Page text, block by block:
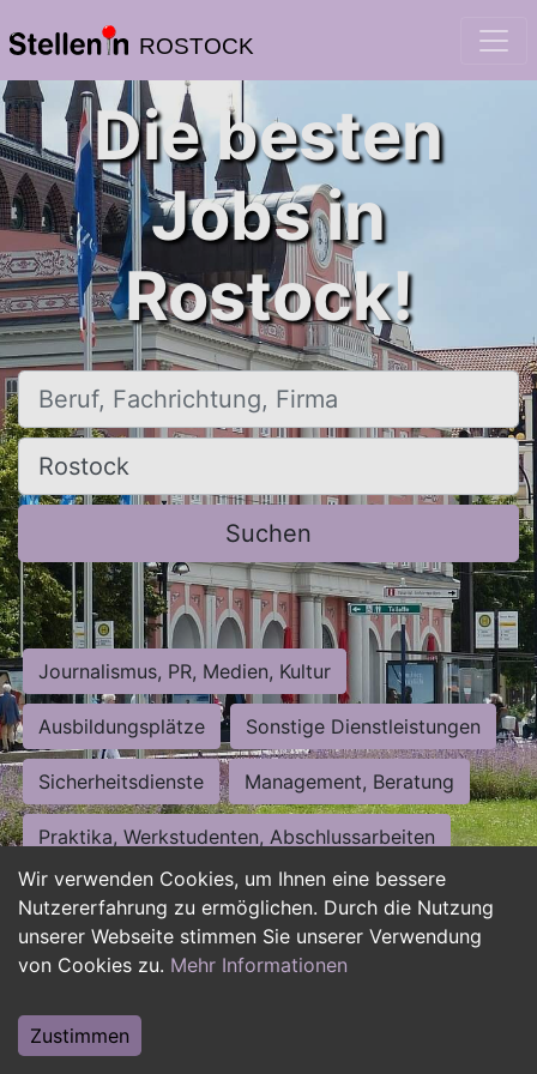
ROSTOCK
Wir verwenden Cookies, um Ihnen eine bessere
Nutzererfahrung zu ermöglichen. Durch die Nutzung
unserer Webseite stimmen Sie unserer Verwendung
von Cookies zu. Mehr Informationen
Zustimmen
Die besten
Jobs in
Rostock!
Beruf, Fachrichtung, Firma
Ort, Stadt
Suchen
Journalismus, PR, Medien, Kultur
Ausbildungsplätze Sonstige Dienstleistungen
Sicherheitsdienste Management, Beratung
Praktika, Werkstudenten, Abschlussarbeiten
Personalwesen Assistenz, Sekretariat
Hilfskräfte, Aushilfs- und Nebenjobs
Weiterbildung, Studium, duale Ausbildung